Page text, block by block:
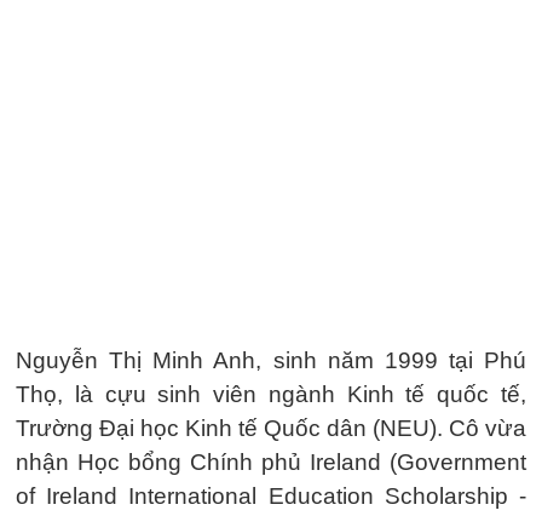
Nguyễn Thị Minh Anh, sinh năm 1999 tại Phú
Thọ, là cựu sinh viên ngành Kinh tế quốc tế,
Trường Đại học Kinh tế Quốc dân (NEU). Cô vừa
nhận Học bổng Chính phủ Ireland (Government
of Ireland International Education Scholarship -